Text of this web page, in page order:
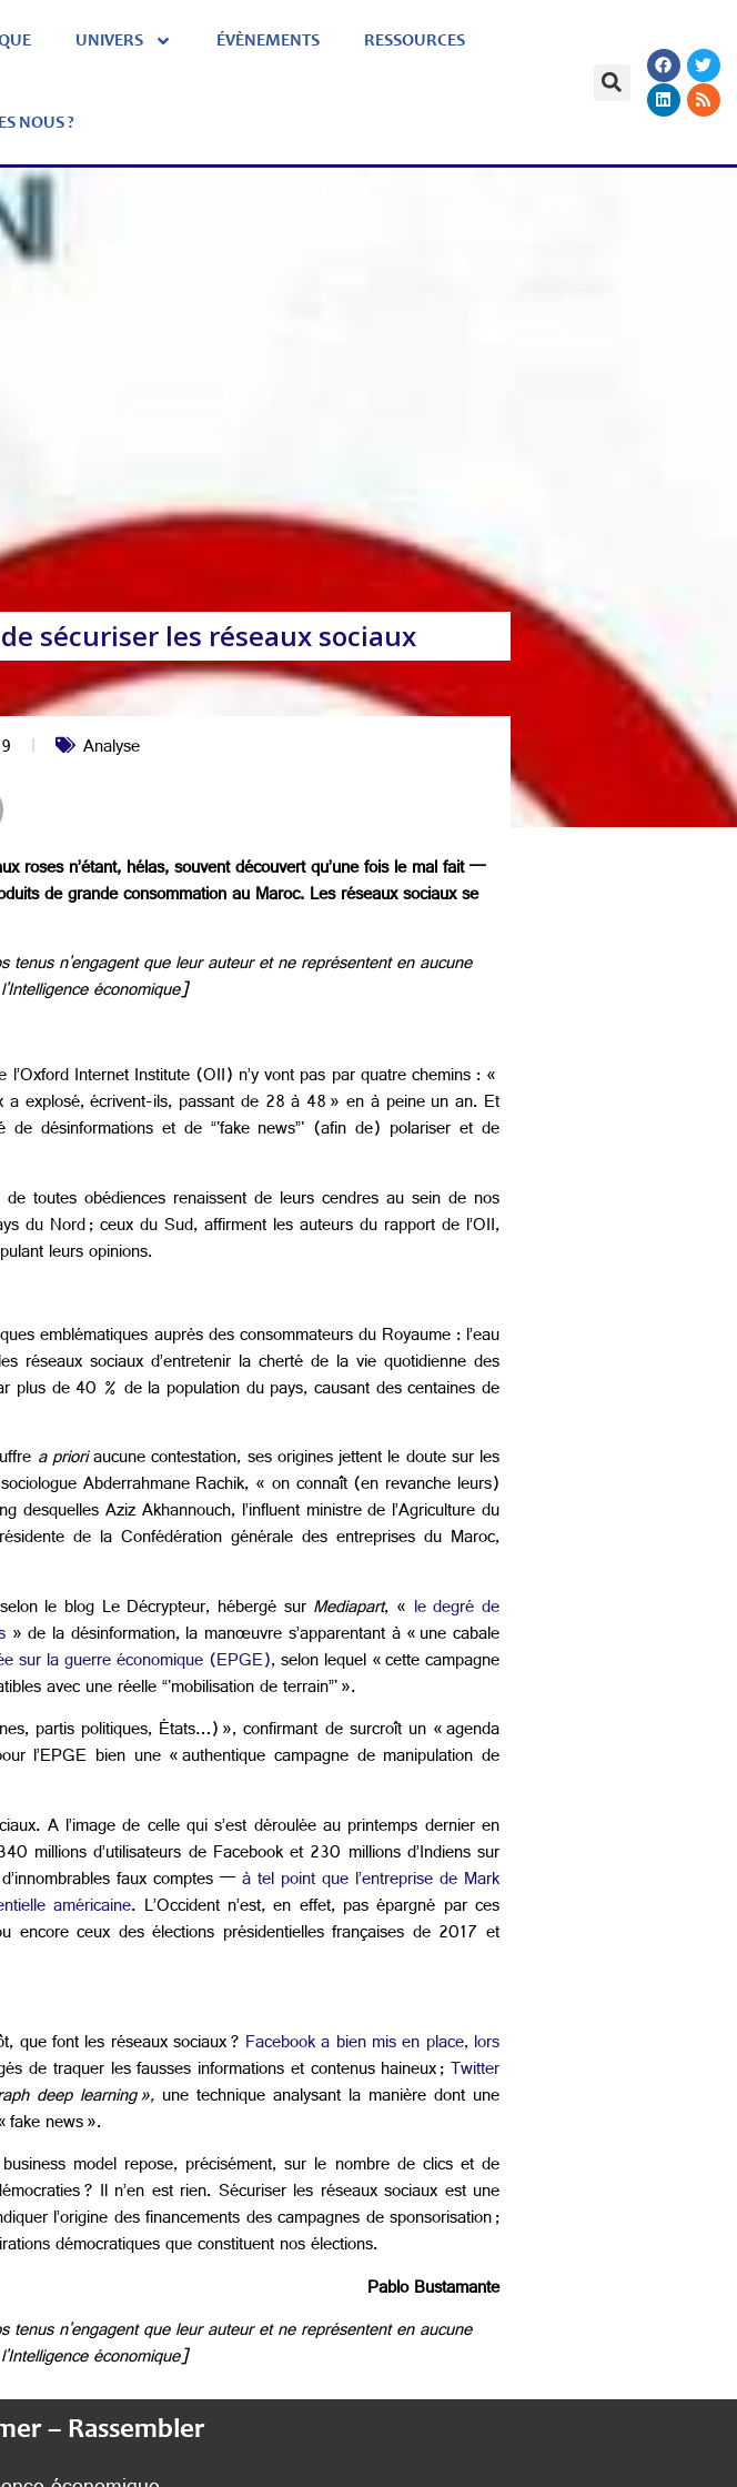
UNIVERS ÉVÈNEMENTS RESSOURCES
NOUS ?
sécuriser les réseaux sociaux
Analyse
roses n’étant, hélas, souvent découvert qu’une fois le mal fait —
de grande consommation au Maroc. Les réseaux sociaux se
n'engagent que leur auteur et ne représentent en aucune
économique]
Internet Institute (OII) n’y vont pas par quatre chemins : «
a explosé, écrivent-ils, passant de 28 à 48 » en à peine un an. Et
de désinformations et de “'fake news”' (afin de) polariser et de
toutes obédiences renaissent de leurs cendres au sein de nos
du Nord ; ceux du Sud, affirment les auteurs du rapport de l’OII,
leurs opinions.
emblématiques auprès des consommateurs du Royaume : l’eau
réseaux sociaux d’entretenir la cherté de la vie quotidienne des
plus de 40 % de la population du pays, causant des centaines de
a prioriaucune contestation, ses origines jettent le doute sur les
Abderrahmane Rachik, « on connaît (en revanche leurs)
Aziz Akhannouch, l’influent ministre de l’Agriculture du
de la Confédération générale des entreprises du Maroc,
le blog Le Décrypteur, hébergé sur Mediapart, « le degré de
» de la désinformation, la manœuvre s’apparentant à « une cabale
sur la guerre économique (EPGE), selon lequel « cette campagne
avec une réelle “'mobilisation de terrain”' ».
partis politiques, États…) », confirmant de surcroît un « agenda
l’EPGE bien une « authentique campagne de manipulation de
A l’image de celle qui s’est déroulée au printemps dernier en
millions d’utilisateurs de Facebook et 230 millions d’Indiens sur
faux comptes —à tel point que l’entreprise de Mark
américaine. L’Occident n’est, en effet, pas épargné par ces
encore ceux des élections présidentielles françaises de 2017 et
que font les réseaux sociaux ? Facebook a bien mis en place, lors
de traquer les fausses informations et contenus haineux ;Twitter
deep learning », une technique analysant la manière dont une
fake news ».
model repose, précisément, sur le nombre de clics et de
? Il n’en est rien. Sécuriser les réseaux sociaux est une
l’origine des financements des campagnes de sponsorisation ;
démocratiques que constituent nos élections.
Pablo Bustamante
n'engagent que leur auteur et ne représentent en aucune
économique]
– Rassembler